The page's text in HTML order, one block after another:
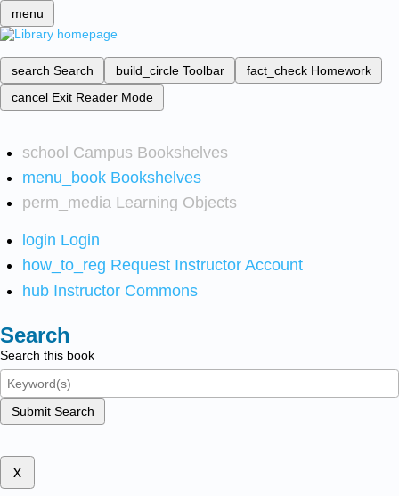
menu
search Search build_circle Toolbar fact_check Homework
cancel Exit Reader Mode
school Campus Bookshelves
menu_book Bookshelves
perm_media Learning Objects
login Login
how_to_reg Request Instructor Account
hub Instructor Commons
Search
Search this book
Submit Search
x